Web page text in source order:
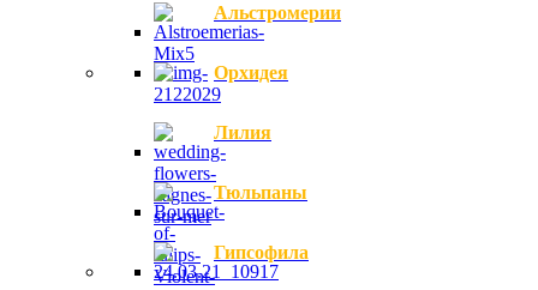
Альстромерии
Орхидея
Лилия
Тюльпаны
Гипсофила